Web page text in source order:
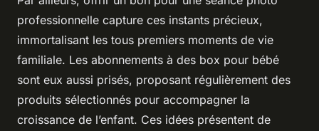
professionnelle capture ces instants précieux,
immortalisant les tous premiers moments de vie
familiale. Les abonnements à des box pour bébé
sont eux aussi prisés, proposant régulièrement des
produits sélectionnés pour accompagner la
croissance de l’enfant. Ces idées présentent de